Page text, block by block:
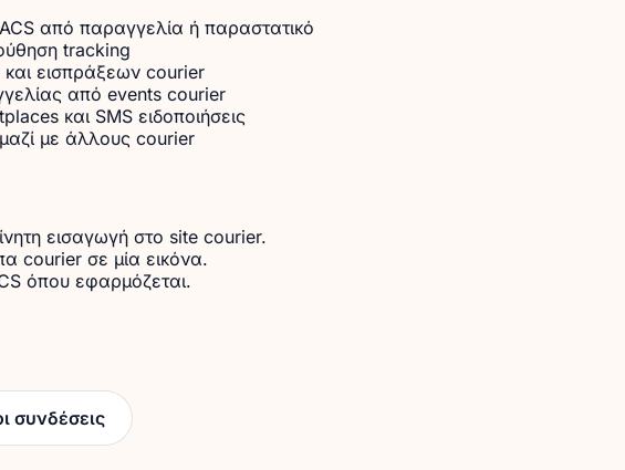
από παραγγελία ή παραστατικό
tracking
και εισπράξεων courier
από events courier
και SMS ειδοποιήσεις
με άλλους courier
εισαγωγή στο site courier.
courier σε μία εικόνα.
όπου εφαρμόζεται.
συνδέσεις